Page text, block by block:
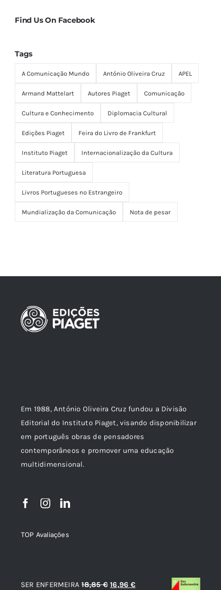
Find Us On Facebook
Tags
A Comunicação Mundo António Oliveira Cruz APEL
Armand Mattelart Autores Piaget Comunicação
Cultura e Conhecimento Diplomacia Cultural
Edições Piaget Feira do Livro de Frankfurt
Instituto Piaget Internacionalização da Cultura
Literatura Portuguesa
Livros Portugueses no Estrangeiro
Mundialização da Comunicação Nota de pesar
Em 1988, António Oliveira Cruz fundou a Divisão
Editorial do Instituto Piaget, visando disponibilizar
em português obras de pensadores
contemporâneos e promover uma educação
multidimensional.
TOP Avaliações
SER ENFERMEIRA 18,85€ O
16,96 €O